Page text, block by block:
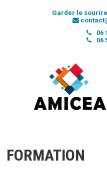
Garder le
06
06
FORMATION